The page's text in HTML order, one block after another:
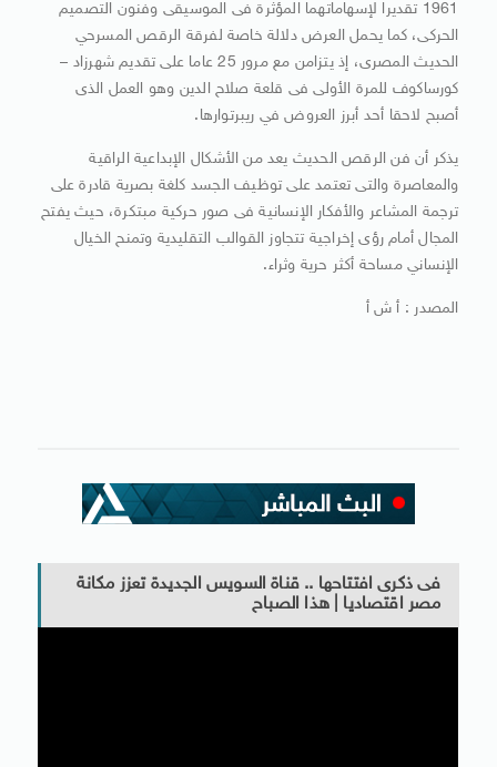
1961 تقديرا لإسهاماتهما المؤثرة فى الموسيقى وفنون التصميم
الحركى، كما يحمل العرض دلالة خاصة لفرقة الرقص المسرحي
الحديث المصرى، إذ يتزامن مع مرور 25 عاما على تقديم شهرزاد –
كورساكوف للمرة الأولى فى قلعة صلاح الدين وهو العمل الذى
أصبح لاحقا أحد أبرز العروض في ريبرتوارها.
يذكر أن فن الرقص الحديث يعد من الأشكال الإبداعية الراقية
والمعاصرة والتى تعتمد على توظيف الجسد كلغة بصرية قادرة على
ترجمة المشاعر والأفكار الإنسانية فى صور حركية مبتكرة، حيث يفتح
المجال أمام رؤى إخراجية تتجاوز القوالب التقليدية وتمنح الخيال
الإنساني مساحة أكثر حرية وثراء.
المصدر : أ ش أ
فى ذكرى افتتاحها .. قناة السويس الجديدة تعزز مكانة
مصر اقتصاديا | هذا الصباح